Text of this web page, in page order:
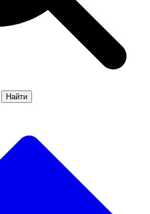
Найти